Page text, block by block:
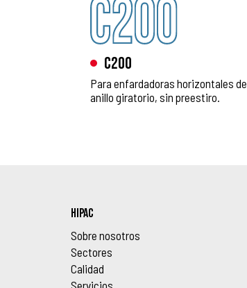
C200
Para enfardadoras horizontales de
anillo giratorio, sin preestiro.
HIPAC
Sobre nosotros
Sectores
Calidad
Servicios